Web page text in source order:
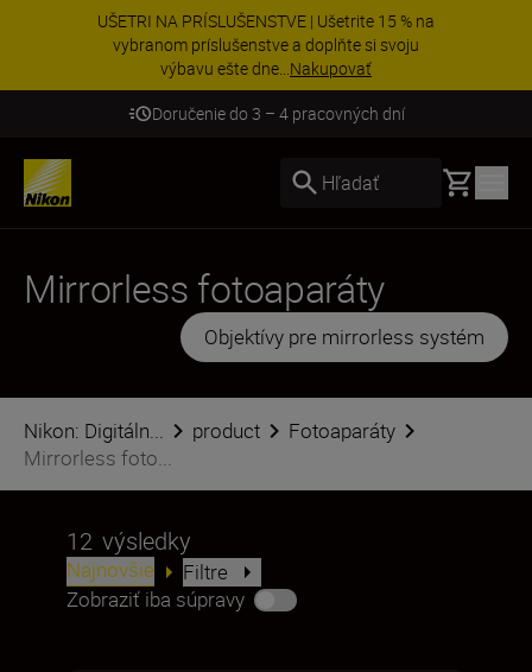
UŠETRI NA PRÍSLUŠENSTVE | Ušetrite 15 % na
vybranom príslušenstve a doplňte si svoju
výbavu ešte dne...Nakupovať
Doručenie do 3 – 4 pracovných dní
Hľadať Basket
Mirrorless fotoaparáty
Objektívy pre mirrorless systém
Nikon: Digitáln... product
Fotoaparáty
Mirrorless foto...
12 výsledky
Najnovšie
Filtre
Zobraziť iba súpravy